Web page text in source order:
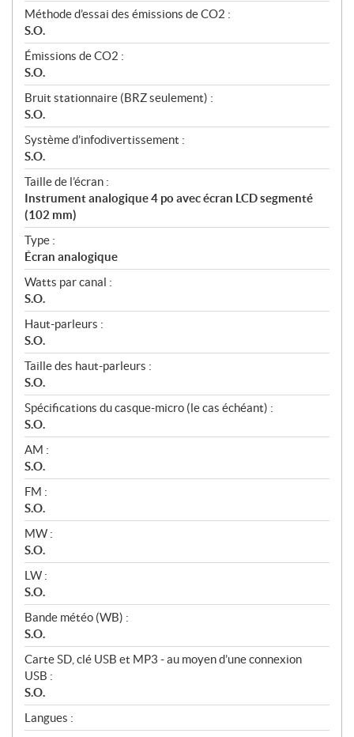
Méthode d’essai des émissions de CO2 :
S.O.
Émissions de CO2 :
S.O.
Bruit stationnaire (BRZ seulement) :
S.O.
Système d’infodivertissement :
S.O.
Taille de l’écran :
Instrument analogique 4 po avec écran LCD segmenté
(102 mm)
Type :
Écran analogique
Watts par canal :
S.O.
Haut-parleurs :
S.O.
Taille des haut-parleurs :
S.O.
Spécifications du casque-micro (le cas échéant) :
S.O.
AM :
S.O.
FM :
S.O.
MW :
S.O.
LW :
S.O.
Bande météo (WB) :
S.O.
Carte SD, clé USB et MP3 - au moyen d’une connexion
USB :
S.O.
Langues :